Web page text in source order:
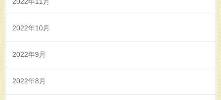
2022年10月
2022年9月
2022年8月